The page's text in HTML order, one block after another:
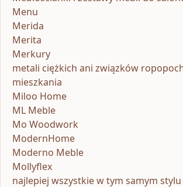
Menu
Merida
Merita
Merkury
metali ciężkich ani związków
mieszkania
Miloo Home
ML Meble
Mo Woodwork
ModernHome
Moderno Meble
Mollyflex
najlepiej wszystkie w tym samym